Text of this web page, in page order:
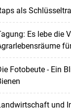
als
Es lebe die
Fotobeute - Ein
und